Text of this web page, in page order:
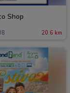
Shop
20.6 km